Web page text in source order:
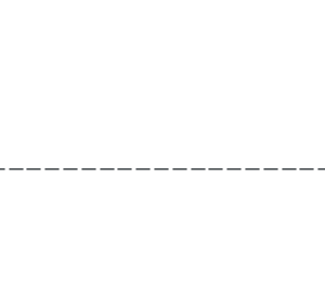
ーーーーーーーーーーーーーーーー